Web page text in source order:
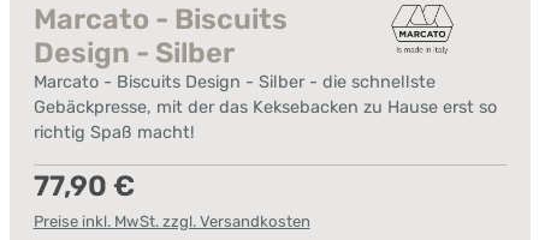
Marcato - Biscuits
Design - Silber
Marcato - Biscuits Design - Silber - die schnellste
Gebäckpresse, mit der das Keksebacken zu Hause erst so
richtig Spaß macht!
Regulärer Preis:
77,90 €
Preise inkl. MwSt. zzgl. Versandkosten